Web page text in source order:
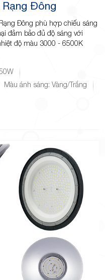
Đông
Đông phù hợp chiếu sáng
đảm bảo đủ độ sáng với
độ màu 3000 - 6500K
Màu ánh sáng: Vàng/Trắng